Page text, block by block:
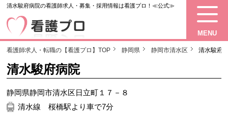
清水駿府病院の看護師求人・募集・採用情報は看護プロ！≪公式≫
MENU
看護師求人・転職の【看護プロ】TOP 静岡県 静岡市清水区 清水駿府
清水駿府病院
静岡県静岡市清水区日立町１７－８
清水線 桜橋駅より車で7分